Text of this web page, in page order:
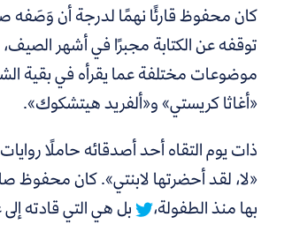
كان محفوظ قارئًا نهمًا لدرجة أن وَصَفه
توقفه عن الكتابة مجبرًا في أشهر
موضوعات مختلفة عما يقرأه في بقية
«أغاثا كريستي» و«ألفريد هيتشكوك».
ذات يوم التقاه أحد أصدقائه حاملًا
«لا، لقد أحضرتها لابنتي». كان محفوظ
بها منذ الطفولة،
بل هي التي قادته